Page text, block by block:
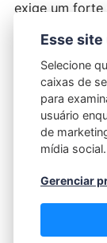
exige um forte
inteligente.
A diária
ou de
intensamente
preservem
Novos
recentes
mostram
Esse
Selecione
caixas de
para
usuário
de
mídia social.
Gerenciar